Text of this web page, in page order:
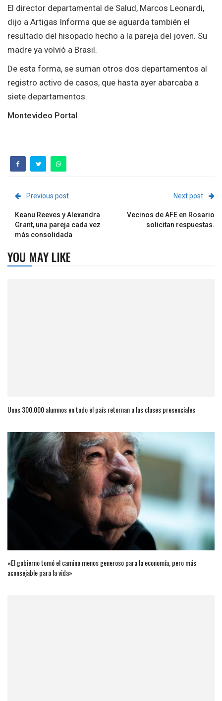
El director departamental de Salud, Marcos Leonardi,
dijo a Artigas Informa que se aguarda también el
resultado del hisopado hecho a la pareja del joven. Su
madre ya volvió a Brasil.
De esta forma, se suman otros dos departamentos al
registro activo de casos, que hasta ayer abarcaba a
siete departamentos.
Montevideo Portal
Previous post
Keanu Reeves y Alexandra
Grant, una pareja cada vez
más consolidada
Next post
Vecinos de AFE en Rosario
solicitan respuestas.
YOU MAY LIKE
Unos 300.000 alumnos en todo el país retornan a las clases presenciales
«El gobierno tomó el camino menos generoso para la economía, pero más
aconsejable para la vida»